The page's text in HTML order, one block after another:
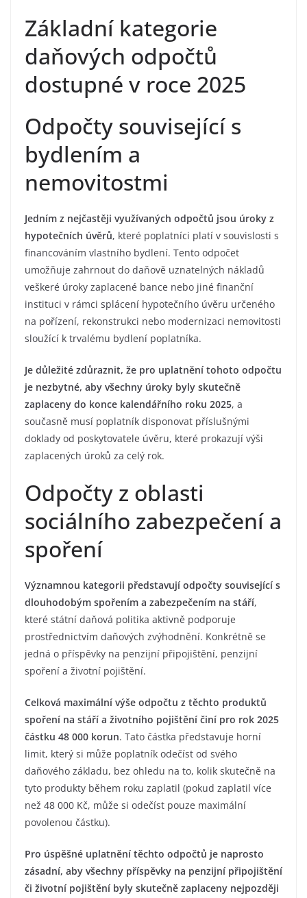
Základní kategorie
daňových odpočtů
dostupné v roce 2025
Odpočty související s
bydlením a
nemovitostmi
Jedním z nejčastěji využívaných odpočtů jsou úroky z
hypotečních úvěrů, které poplatníci platí v souvislosti s
financováním vlastního bydlení. Tento odpočet
umožňuje zahrnout do daňově uznatelných nákladů
veškeré úroky zaplacené bance nebo jiné finanční
instituci v rámci splácení hypotečního úvěru určeného
na pořízení, rekonstrukci nebo modernizaci nemovitosti
sloužící k trvalému bydlení poplatníka.
Je důležité zdůraznit, že pro uplatnění tohoto odpočtu
je nezbytné, aby všechny úroky byly skutečně
zaplaceny do konce kalendářního roku 2025, a
současně musí poplatník disponovat příslušnými
doklady od poskytovatele úvěru, které prokazují výši
zaplacených úroků za celý rok.
Odpočty z oblasti
sociálního zabezpečení a
spoření
Významnou kategorii představují odpočty související s
dlouhodobým spořením a zabezpečením na stáří,
které státní daňová politika aktivně podporuje
prostřednictvím daňových zvýhodnění. Konkrétně se
jedná o příspěvky na penzijní připojištění, penzijní
spoření a životní pojištění.
Celková maximální výše odpočtu z těchto produktů
spoření na stáří a životního pojištění činí pro rok 2025
částku 48 000 korun. Tato částka představuje horní
limit, který si může poplatník odečíst od svého
daňového základu, bez ohledu na to, kolik skutečně na
tyto produkty během roku zaplatil (pokud zaplatil více
než 48 000 Kč, může si odečíst pouze maximální
povolenou částku).
Pro úspěšné uplatnění těchto odpočtů je naprosto
zásadní, aby všechny příspěvky na penzijní připojištění
či životní pojištění byly skutečně zaplaceny nejpozději